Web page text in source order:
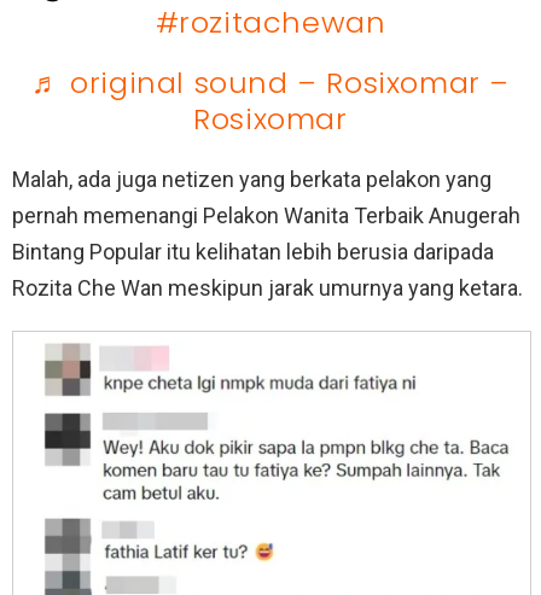
#rozitachewan
♬ original sound – Rosixomar –
Rosixomar
Malah, ada juga netizen yang berkata pelakon yang
pernah memenangi Pelakon Wanita Terbaik Anugerah
Bintang Popular itu kelihatan lebih berusia daripada
Rozita Che Wan meskipun jarak umurnya yang ketara.